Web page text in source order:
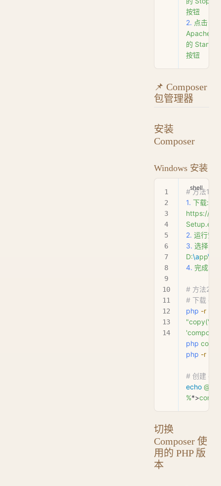
按钮
2. 点击
Apache
的 Start
按钮
📌 Composer
包管理器
安装
Composer
Windows 安装
# 方法1:
1. 下载:
https://
Setup.exe
2. 运行安
3. 选择
D:\app\x
4. 完成安
# 方法2:
# 下载
php -r
php
php -r
# 创建
echo
%*>
切换
Composer 使
用的 PHP 版
本